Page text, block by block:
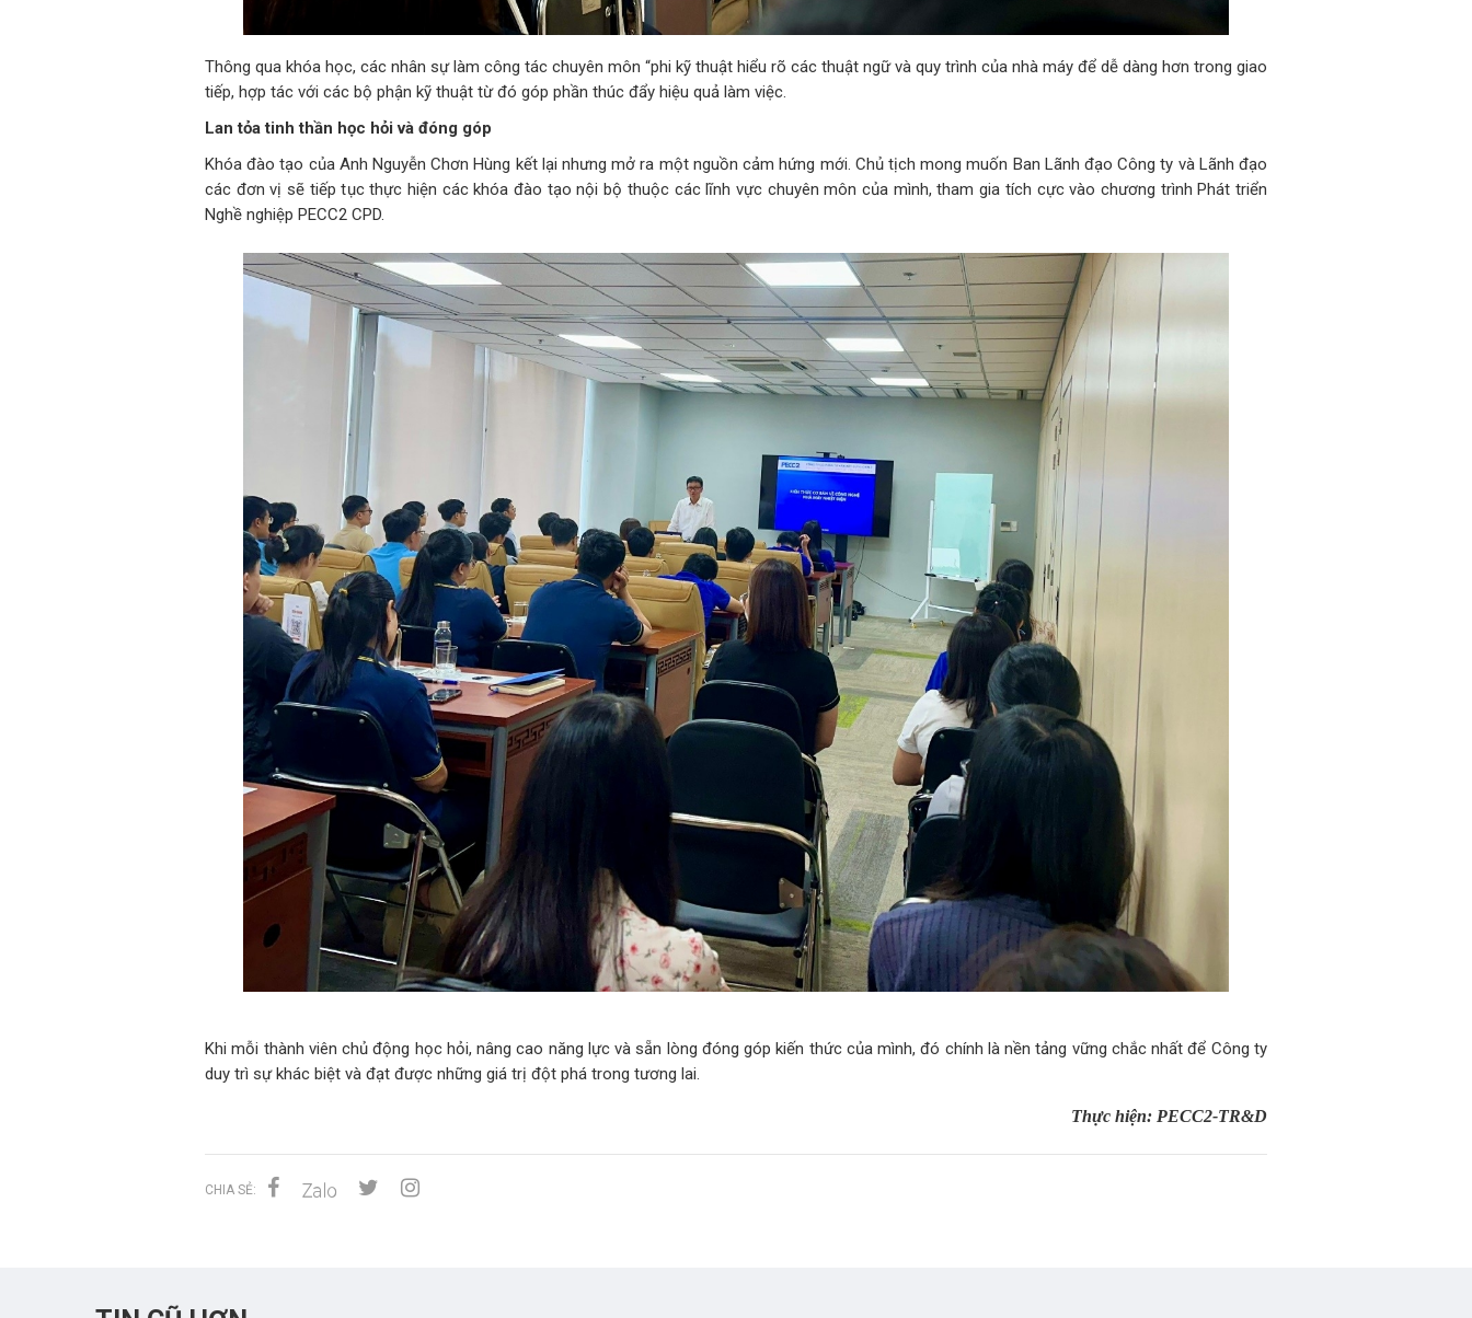
Thông qua khóa học, các nhân sự làm công tác chuyên môn “phi kỹ thuật hiểu rõ các thuật ngữ và quy trình của nhà máy để dễ dàng hơn trong giao
tiếp, hợp tác với các bộ phận kỹ thuật từ đó góp phần thúc đẩy hiệu quả làm việc.
Lan tỏa tinh thần học hỏi và đóng góp
Khóa đào tạo của Anh Nguyễn Chơn Hùng kết lại nhưng mở ra một nguồn cảm hứng mới. Chủ tịch mong muốn Ban Lãnh đạo Công ty và Lãnh đạo
các đơn vị sẽ tiếp tục thực hiện các khóa đào tạo nội bộ thuộc các lĩnh vực chuyên môn của mình, tham gia tích cực vào chương trình Phát triển
Nghề nghiệp PECC2 CPD.
Khi mỗi thành viên chủ động học hỏi, nâng cao năng lực và sẵn lòng đóng góp kiến thức của mình, đó chính là nền tảng vững chắc nhất để Công ty
duy trì sự khác biệt và đạt được những giá trị đột phá trong tương lai.
Thực hiện: PECC2-TR&D
CHIA SẺ: